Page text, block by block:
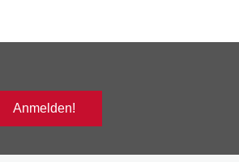
Anmelden!